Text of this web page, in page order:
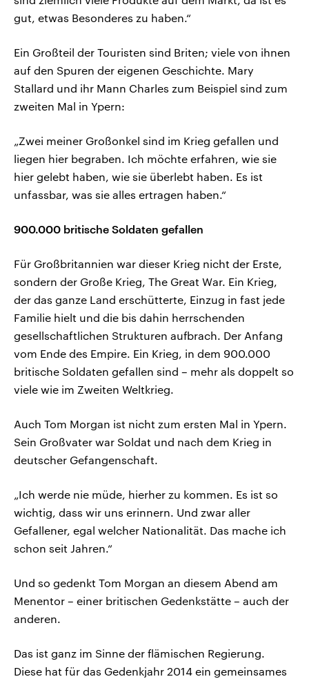
gut, etwas Besonderes zu haben.“
Ein Großteil der Touristen sind Briten; viele von ihnen
auf den Spuren der eigenen Geschichte. Mary
Stallard und ihr Mann Charles zum Beispiel sind zum
zweiten Mal in Ypern:
„Zwei meiner Großonkel sind im Krieg gefallen und
liegen hier begraben. Ich möchte erfahren, wie sie
hier gelebt haben, wie sie überlebt haben. Es ist
unfassbar, was sie alles ertragen haben.“
900.000 britische Soldaten gefallen
Für Großbritannien war dieser Krieg nicht der Erste,
sondern der Große Krieg, The Great War. Ein Krieg,
der das ganze Land erschütterte, Einzug in fast jede
Familie hielt und die bis dahin herrschenden
gesellschaftlichen Strukturen aufbrach. Der Anfang
vom Ende des Empire. Ein Krieg, in dem 900.000
britische Soldaten gefallen sind – mehr als doppelt so
viele wie im Zweiten Weltkrieg.
Auch Tom Morgan ist nicht zum ersten Mal in Ypern.
Sein Großvater war Soldat und nach dem Krieg in
deutscher Gefangenschaft.
„Ich werde nie müde, hierher zu kommen. Es ist so
wichtig, dass wir uns erinnern. Und zwar aller
Gefallener, egal welcher Nationalität. Das mache ich
schon seit Jahren.“
Und so gedenkt Tom Morgan an diesem Abend am
Menentor – einer britischen Gedenkstätte – auch der
anderen.
Das ist ganz im Sinne der flämischen Regierung.
Diese hat für das Gedenkjahr 2014 ein gemeinsames